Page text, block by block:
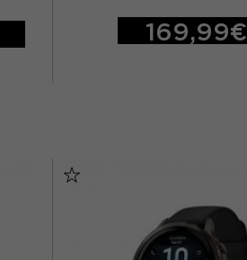
169,99€